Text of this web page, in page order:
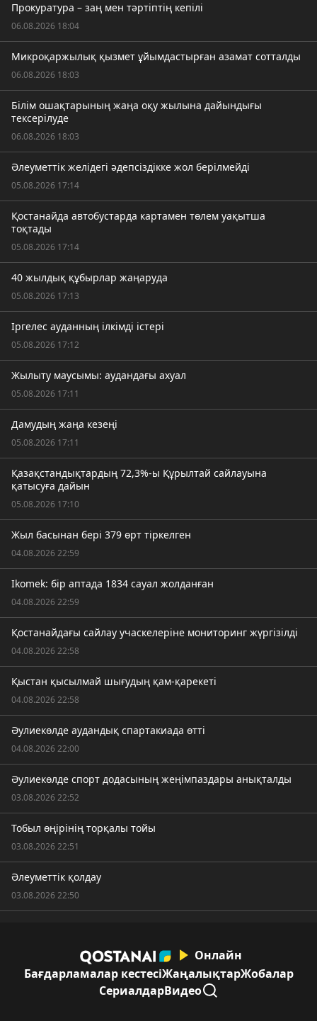
Прокуратура – заң мен тәртіптің кепілі
06.08.2026 18:04
Микроқаржылық қызмет ұйымдастырған азамат сотталды
06.08.2026 18:03
Білім ошақтарының жаңа оқу жылына дайындығы
тексерілуде
06.08.2026 18:03
Әлеуметтік желідегі әдепсіздікке жол берілмейді
05.08.2026 17:14
Қостанайда автобустарда картамен төлем уақытша
тоқтады
05.08.2026 17:14
40 жылдық құбырлар жаңаруда
05.08.2026 17:13
Іргелес ауданның ілкімді істері
05.08.2026 17:12
Жылыту маусымы: аудандағы ахуал
05.08.2026 17:11
Дамудың жаңа кезеңі
05.08.2026 17:11
Қазақстандықтардың 72,3%-ы Құрылтай сайлауына
қатысуға дайын
05.08.2026 17:10
Жыл басынан бері 379 өрт тіркелген
04.08.2026 22:59
Ikomek: бір аптада 1834 сауал жолданған
04.08.2026 22:59
Қостанайдағы сайлау учаскелеріне мониторинг жүргізілді
04.08.2026 22:58
Қыстан қысылмай шығудың қам-қарекеті
04.08.2026 22:58
Әулиекөлде аудандық спартакиада өтті
04.08.2026 22:00
Әулиекөлде спорт додасының жеңімпаздары анықталды
03.08.2026 22:52
Тобыл өңірінің торқалы тойы
03.08.2026 22:51
Әлеуметтік қолдау
03.08.2026 22:50
Онлайн
Бағдарламалар кестесіЖаңалықтарЖобалар
СериалдарВидео